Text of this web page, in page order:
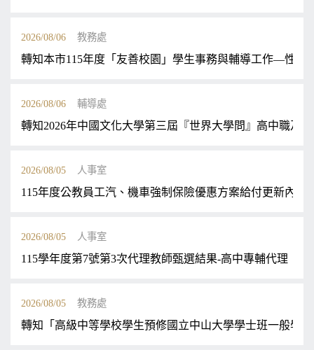
2026/08/06 教務處
轉知本市115年度「友善校園」學生事務與輔導工作—性
2026/08/06 輔導處
轉知2026年中國文化大學第三屆『世界大學問』高中職及
2026/08/05 人事室
115年度公教員工汽、機車強制保險優惠方案給付更新內容
2026/08/05 人事室
115學年度第7號第3次代理教師甄選結果-高中專輔代理
2026/08/05 教務處
轉知「高級中等學校學生預修國立中山大學學士班一般學